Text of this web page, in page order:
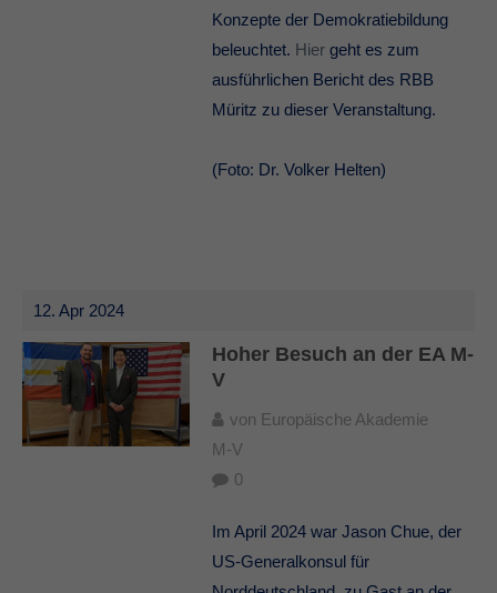
Konzepte der Demokratiebildung
beleuchtet. Hier geht es zum
ausführlichen Bericht des RBB
Müritz zu dieser Veranstaltung.
(Foto: Dr. Volker Helten)
12. Apr 2024
Hoher Besuch an der EA M-
V
von Europäische Akademie
M-V
0
Im April 2024 war Jason Chue, der
US-Generalkonsul für